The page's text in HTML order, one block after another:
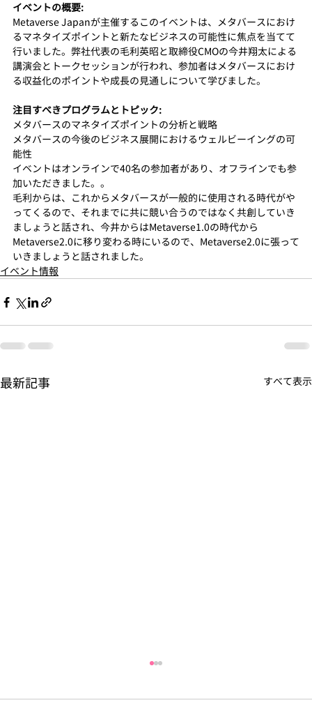
イベントの概要:
Metaverse Japanが主催するこのイベントは、メタバースにおけ
るマネタイズポイントと新たなビジネスの可能性に焦点を当てて
行いました。弊社代表の毛利英昭と取締役CMOの今井翔太による
講演会とトークセッションが行われ、参加者はメタバースにおけ
る収益化のポイントや成長の見通しについて学びました。
注目すべきプログラムとトピック:
メタバースのマネタイズポイントの分析と戦略
メタバースの今後のビジネス展開におけるウェルビーイングの可
能性
イベントはオンラインで40名の参加者があり、オフラインでも参
加いただきました。。
毛利からは、これからメタバースが一般的に使用される時代がや
ってくるので、それまでに共に競い合うのではなく共創していき
ましょうと話され、今井からはMetaverse1.0の時代から
Metaverse2.0に移り変わる時にいるので、Metaverse2.0に張って
いきましょうと話されました。
イベント情報
最新記事 すべて表示